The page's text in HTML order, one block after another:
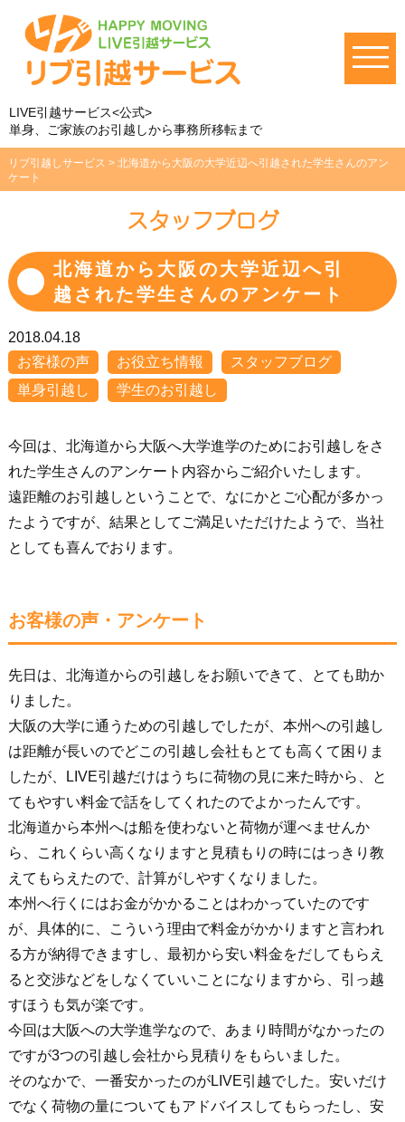
LIVE引越サービス<公式>
単身、ご家族のお引越しから事務所移転まで
リブ引越しサービス > 北海道から大阪の大学近辺へ引越された学生さんのアン
ケート
スタッフブログ
北海道から大阪の大学近辺へ引
越された学生さんのアンケート
2018.04.18
お客様の声
お役立ち情報
スタッフブログ
単身引越し
学生のお引越し
今回は、北海道から大阪へ大学進学のためにお引越しをさ
れた学生さんのアンケート内容からご紹介いたします。
遠距離のお引越しということで、なにかとご心配が多かっ
たようですが、結果としてご満足いただけたようで、当社
としても喜んでおります。
お客様の声・アンケート
先日は、北海道からの引越しをお願いできて、とても助か
りました。
大阪の大学に通うための引越しでしたが、本州への引越し
は距離が長いのでどこの引越し会社もとても高くて困りま
したが、LIVE引越だけはうちに荷物の見に来た時から、と
てもやすい料金で話をしてくれたのでよかったんです。
北海道から本州へは船を使わないと荷物が運べませんか
ら、これくらい高くなりますと見積もりの時にはっきり教
えてもらえたので、計算がしやすくなりました。
本州へ行くにはお金がかかることはわかっていたのです
が、具体的に、こういう理由で料金がかかりますと言われ
る方が納得できますし、最初から安い料金をだしてもらえ
ると交渉などをしなくていいことになりますから、引っ越
すほうも気が楽です。
今回は大阪への大学進学なので、あまり時間がなかったの
ですが3つの引越し会社から見積りをもらいました。
そのなかで、一番安かったのがLIVE引越でした。安いだけ
でなく荷物の量についてもアドバイスしてもらったし、安